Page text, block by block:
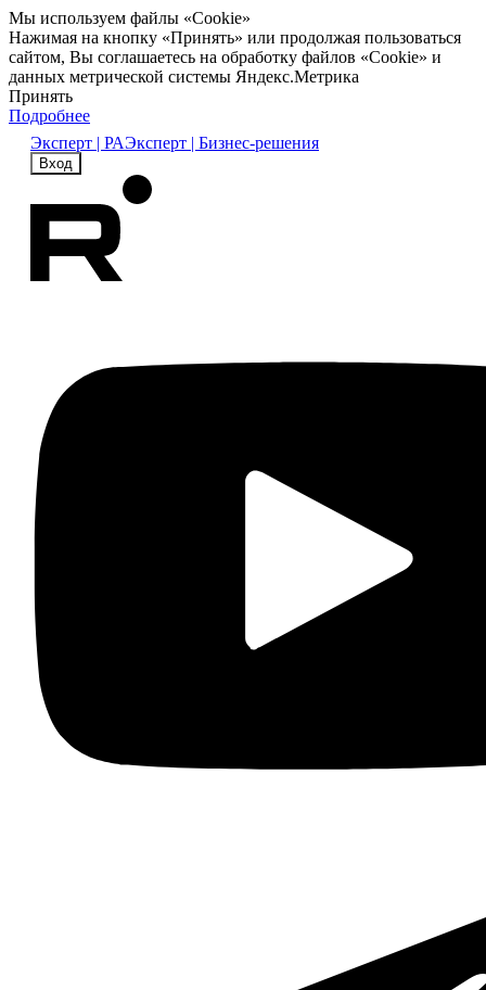
Мы используем файлы «Cookie»
Нажимая на кнопку «Принять» или продолжая пользоваться
сайтом, Вы соглашаетесь на обработку файлов «Cookie» и
данных метрической системы Яндекс.Метрика
Принять
Подробнее
Эксперт | РАЭксперт | Бизнес-решения
Вход